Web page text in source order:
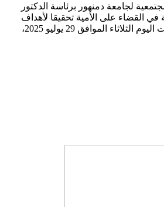
لجامعة دمنهور برئاسة الدكتور
في القضاء على الأمية تحقيقا لأهداف
التنمية المستدامة، انطلقت اليوم الثلاثاء الموافق 29 يوليو 2025،